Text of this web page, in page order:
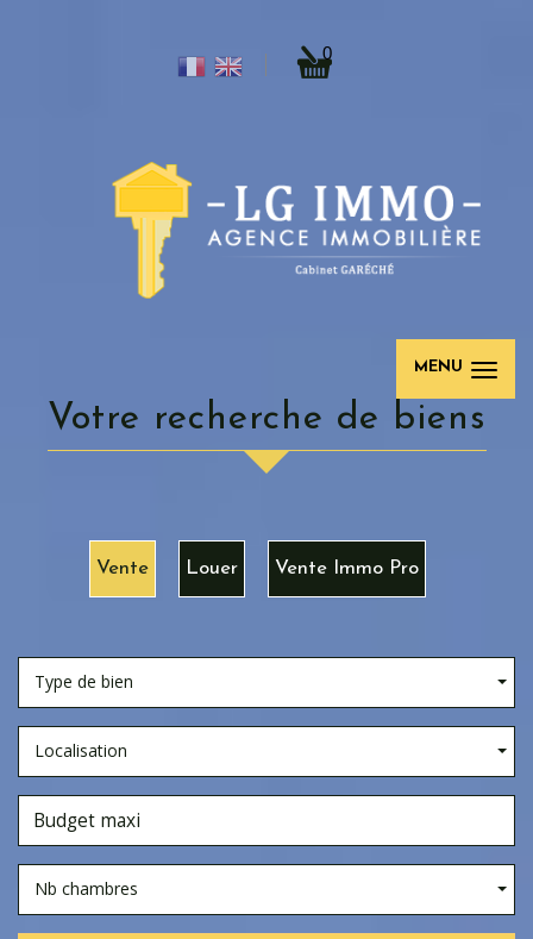
0
MENU
votre recherche de biens
Vente Louer Vente Immo Pro
Type de bien
Localisation
Nb chambres